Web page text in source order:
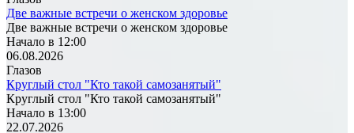
Две важные встречи о женском здоровье
Две важные встречи о женском здоровье
Начало в 12:00
06.08.2026
Глазов
Круглый стол "Кто такой самозанятый"
Круглый стол "Кто такой самозанятый"
Начало в 13:00
22.07.2026